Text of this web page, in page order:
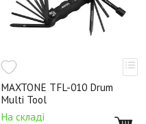
MAXTONE TFL-010 Drum
Multi Tool
На складі